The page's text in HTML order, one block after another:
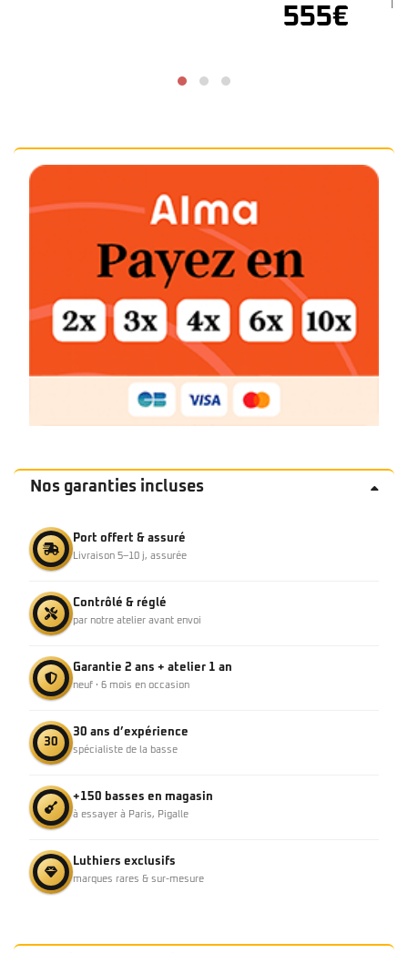
Indisponible
Nos garanties incluses
Port offert & assuré
Livraison 5–10 j, assurée
Contrôlé & réglé
par notre atelier avant envoi
Garantie 2 ans + atelier 1 an
neuf · 6 mois en occasion
30
30 ans d’expérience
spécialiste de la basse
+150 basses en magasin
à essayer à Paris, Pigalle
Luthiers exclusifs
marques rares & sur-mesure